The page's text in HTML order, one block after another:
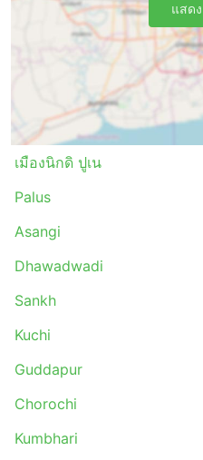
เมืองนิกดิ ปูเน
Palus
Asangi
Dhawadwadi
Sankh
Kuchi
Guddapur
Chorochi
Kumbhari
แสด